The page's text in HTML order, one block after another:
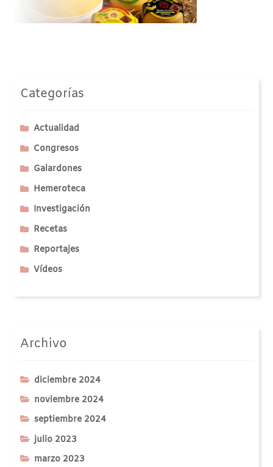
Categorías
Actualidad
Congresos
Galardones
Hemeroteca
Investigación
Recetas
Reportajes
Vídeos
Archivo
diciembre 2024
noviembre 2024
septiembre 2024
julio 2023
marzo 2023